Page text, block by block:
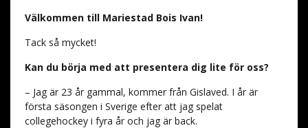
Välkommen till Mariestad Bois Ivan!
Tack så mycket!
Kan du börja med att presentera dig lite för oss?
– Jag är 23 år gammal, kommer från Gislaved. I år är
första säsongen i Sverige efter att jag spelat
collegehockey i fyra år och jag är back.